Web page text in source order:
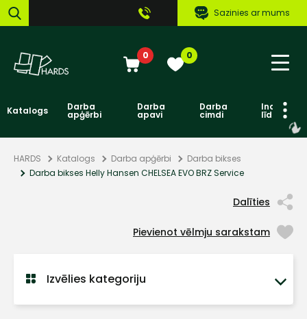
Sazinies ar mums
0 0
Katalogs Darba
apģērbi
Darba
apavi
Darba
cimdi līdzekļi
HARDS Katalogs Darba apģērbi
Darba bikses
Darba bikses Helly Hansen CHELSEA EVO BRZ Service
Dalīties
Pievienot vēlmju sarakstam
Izvēlies kategoriju